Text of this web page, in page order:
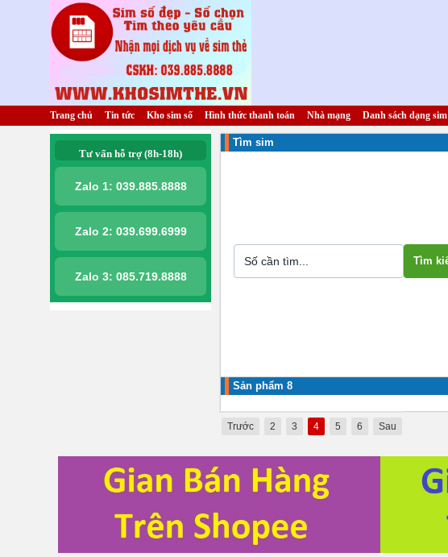
Trang chủ Tin tức Kho sim số Hình thức thanh toán Nhà mạng Danh sách dạng sim
Tư vấn hỗ trợ (8h-18h)
Zalo 1: 039.885.8888
Zalo 2: 039.699.6999
Zalo 3: 085.719.8888
Tìm sim
Sản phẩm 8
Trước 2 3 4 5 6 Sau